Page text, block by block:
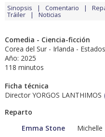
Sinopsis Comentario
Tráiler Noticias
Comedia - Ciencia-ficción
Corea del Sur - Irlanda -
Año: 2025
118 minutos
Ficha técnica
Director YORGOS LANTHIMOS
Reparto
Emma Stone
Michelle